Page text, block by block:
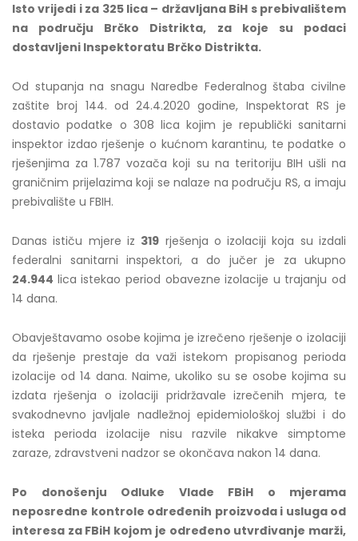
Isto vrijedi i za 325 lica – državljana BiH s prebivalištem
na području Brčko Distrikta, za koje su podaci
dostavljeni Inspektoratu Brčko Distrikta.
Od stupanja na snagu Naredbe Federalnog štaba civilne
zaštite broj 144. od 24.4.2020 godine, Inspektorat RS je
dostavio podatke o 308 lica kojim je republički sanitarni
inspektor izdao rješenje o kućnom karantinu, te podatke o
rješenjima za 1.787 vozača koji su na teritoriju BIH ušli na
graničnim prijelazima koji se nalaze na području RS, a imaju
prebivalište u FBIH.
Danas ističu mjere iz 319 rješenja o izolaciji koja su izdali
federalni sanitarni inspektori, a do jučer je za ukupno
24.944 lica istekao period obavezne izolacije u trajanju od
14 dana.
Obavještavamo osobe kojima je izrečeno rješenje o izolaciji
da rješenje prestaje da važi istekom propisanog perioda
izolacije od 14 dana. Naime, ukoliko su se osobe kojima su
izdata rješenja o izolaciji pridržavale izrečenih mjera, te
svakodnevno javljale nadležnoj epidemiološkoj službi i do
isteka perioda izolacije nisu razvile nikakve simptome
zaraze, zdravstveni nadzor se okončava nakon 14 dana.
Po donošenju Odluke Vlade FBiH o mjerama
neposredne kontrole određenih proizvoda i usluga od
interesa za FBiH kojom je određeno utvrđivanje marži,